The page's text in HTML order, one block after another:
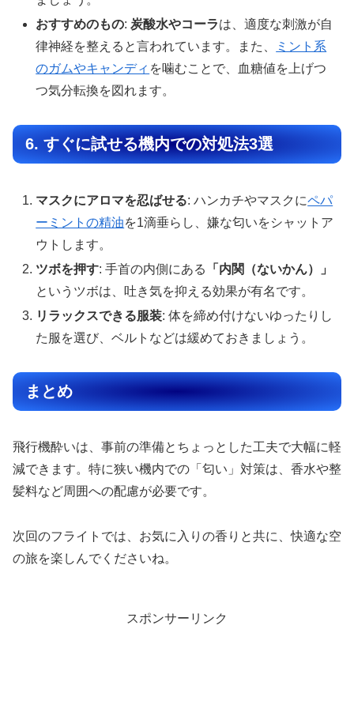
おすすめのもの:炭酸水やコーラは、適度な刺激が自
律神経を整えると言われています。また、
ミント系
のガムやキャンディ を噛むことで、血糖値を上げつ
つ気分転換を図れます。
6. すぐに試せる機内での対処法3選
マスクにアロマを忍ばせる: ハンカチやマスクにペパ
ーミントの精油を1滴垂らし、嫌な匂いをシャットア
ウトします。
ツボを押す: 手首の内側にある
「内関（ないかん）」
というツボは、吐き気を抑える効果が有名です。
リラックスできる服装: 体を締め付けないゆったりし
た服を選び、ベルトなどは緩めておきましょう。
まとめ
飛行機酔いは、事前の準備とちょっとした工夫で大幅に軽
減できます。特に狭い機内での「匂い」対策は、香水や整
髪料など周囲への配慮が必要です。
次回のフライトでは、お気に入りの香りと共に、快適な空
の旅を楽しんでくださいね。
スポンサーリンク